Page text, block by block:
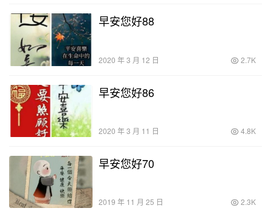
早安您好88
2020 年 3 月 12 日 2.7K
早安您好86
2020 年 3 月 11 日 4.8K
早安您好70
2019 年 11 月 25 日 2.3K